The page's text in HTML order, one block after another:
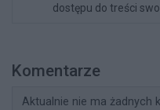
dostępu do treści
Komentarze
Aktualnie nie ma żadnych